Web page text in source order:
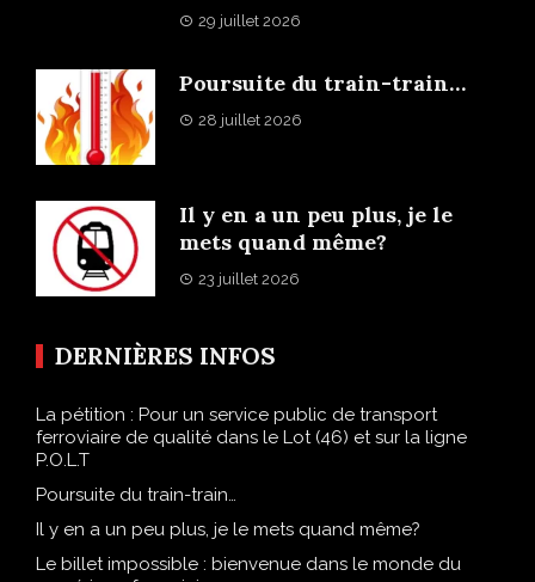
29 juillet 2026
Poursuite du train-train…
28 juillet 2026
Il y en a un peu plus, je le
mets quand même?
23 juillet 2026
DERNIÈRES INFOS
La pétition : Pour un service public de transport
ferroviaire de qualité dans le Lot (46) et sur la ligne
P.O.L.T
Poursuite du train-train…
Il y en a un peu plus, je le mets quand même?
Le billet impossible : bienvenue dans le monde du